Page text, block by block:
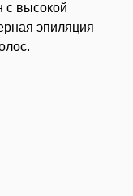
с высокой
эпиляция